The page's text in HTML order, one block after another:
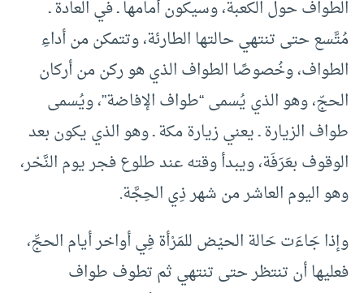
الطواف حول الكعبة، وسيكون أمامها ـ في العادة ـ
مُتَّسع حتى تنتهي حالتها الطارئة، وتتمكن من أداءِ
الطواف، وخُصوصًا الطواف الذي هو ركن من أركان
الحجّ، وهو الذي يُسمى “طواف الإفاضة”، ويُسمى
طواف الزيارة ـ يعني زيارة مكة ـ وهو الذي يكون بعد
الوقوف بعَرَفَة، ويبدأ وقته عند طلوع فجر يوم النَّحْر،
وهو اليوم العاشر من شهر ذِي الحِجَّة.
وإذا جَاءَت حَالة الحيْض للمَرْأة فِي أواخر أيام الحجِّ،
فعليها أن تنتظر حتى تنتهي ثم تطوف طواف